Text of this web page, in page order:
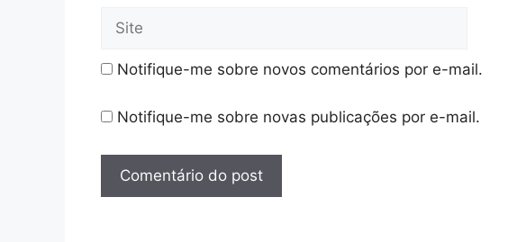
Notifique-me sobre novos comentários por e-mail.
Notifique-me sobre novas publicações por e-mail.